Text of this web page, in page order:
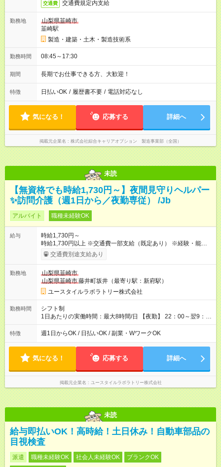
交通費 交通費規定内支給
勤務地
山梨県韮崎市
韮崎駅
製造・建築・土木・製造技術系
勤務時間 08:45～17:30
期間 長期でお仕事できる方、大歓迎！
特徴 日払いOK / 履歴書不要 / 電話対応なし
気になる！ 応募する 詳細へ
掲載元企業名 株式会社綜合キャリアオプション 製造事業部（全国）
未読
【無資格でも時給1,730円～】夜間見守りヘルパー
✨訪問介護（週1日から／夜勤専従） /Jb
アルバイト 職種未経験OK
給与
時給1,730円～
時給1,730円以上 ※交通費一部支給（既定あり） ※経験・能力を
考慮して決定します 【収入例】 週1回勤務の場合：1,730円×8時
間×4回=5万5,360円 週3回勤務の場合：1,730円×8時間×12回
月 ※ 雇用形態と給与に、本採用時と異なる部分があります。 雇
用形態：本採用時と同じです。 給与：時給 1,490円以上
交通費別途支給あり
勤務地
山梨県韮崎市
山梨県韮崎市藤井町坂井（最寄り駅：新府駅）
ユースタイルラボラトリー株式会社
勤務時間
シフト制
1日あたりの実働時間：最大8時間/日 【夜勤】 22：00～翌9：
00 ※週1日～OK ／ 夜勤専従 ＊＊ 勤務時間例 ＊＊ ■22時か
ら翌7時 ■23時から翌8時 ■24時から翌9時 など ※上記の時間
ます。 ※曜日固定（毎週同じ曜日での勤務となります）
特徴 週1日からOK / 日払いOK / 副業・WワークOK
気になる！ 応募する 詳細へ
掲載元企業名 ユースタイルラボラトリー株式会社
未読
給与即払いOK！高時給！土日休み！自動車部品の
目視検査
派遣 職種未経験OK 社会人未経験OK
ブランクOK